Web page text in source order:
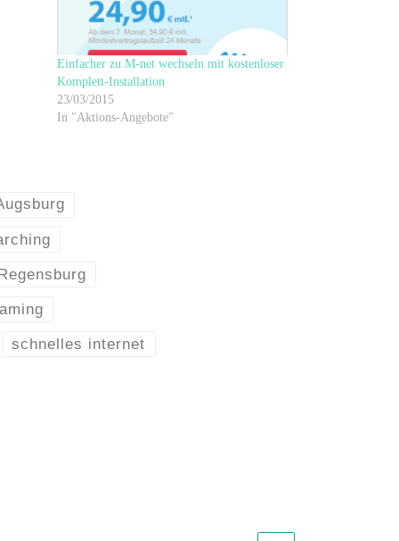
Einfacher zu M-net wechseln mit kostenloser
Komplett-Installation
23/03/2015
In "Aktions-Angebote"
schnelles internet